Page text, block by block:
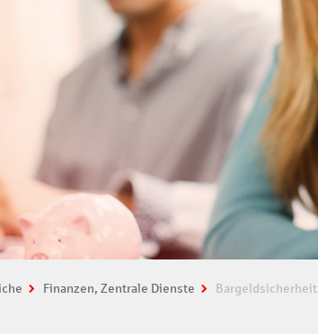
Finanzen, Zentrale Dienste Bargeldsicherheit